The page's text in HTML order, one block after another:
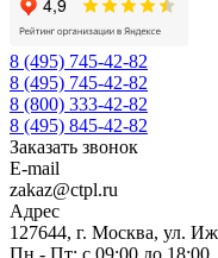
8 (495) 745-42-82
8 (495) 745-42-82
8 (800) 333-42-82
8 (495) 845-42-82
Заказать звонок
E-mail
zakaz@ctpl.ru
Адрес
127644, г. Москва, ул.
Пн - Пт: с 09:00 до 18:00